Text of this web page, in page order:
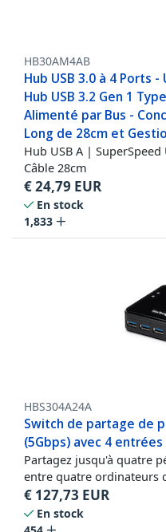
HB30AM4AB
Hub USB 3.0 à 4 Ports -
Hub USB 3.2 Gen 1
Alimenté par Bus -
Long de 28cm et
Hub USB A | SuperSpeed
Câble 28cm
€24,79 EUR
En stock
1,833
HBS304A24A
Switch de partage de
(5Gbps) avec 4
Partagez jusqu'à quatre
entre quatre ordinateurs
€ 127,73 EUR
En stock